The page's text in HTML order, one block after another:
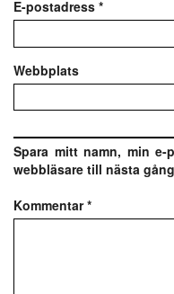
E-postadress *
Webbplats
Spara mitt namn, min
webbläsare till nästa
Kommentar*